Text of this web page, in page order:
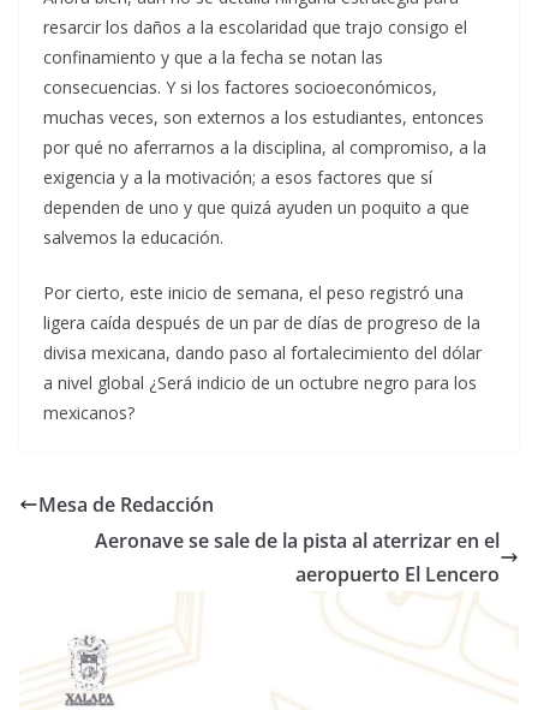
resarcir los daños a la escolaridad que trajo consigo el
confinamiento y que a la fecha se notan las
consecuencias. Y si los factores socioeconómicos,
muchas veces, son externos a los estudiantes, entonces
por qué no aferrarnos a la disciplina, al compromiso, a la
exigencia y a la motivación; a esos factores que sí
dependen de uno y que quizá ayuden un poquito a que
salvemos la educación.
Por cierto, este inicio de semana, el peso registró una
ligera caída después de un par de días de progreso de la
divisa mexicana, dando paso al fortalecimiento del dólar
a nivel global ¿Será indicio de un octubre negro para los
mexicanos?
Mesa de Redacción
Aeronave se sale de la pista al aterrizar en el
aeropuerto El Lencero